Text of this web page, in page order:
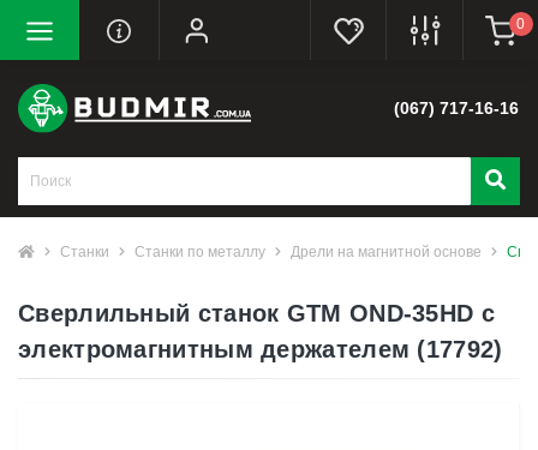
0
(067) 717-16-16
Станки Станки по металлу Дрели на магнитной основе
Сверлильный станок GTM OND-35HD с
электромагнитным держателем (17792)